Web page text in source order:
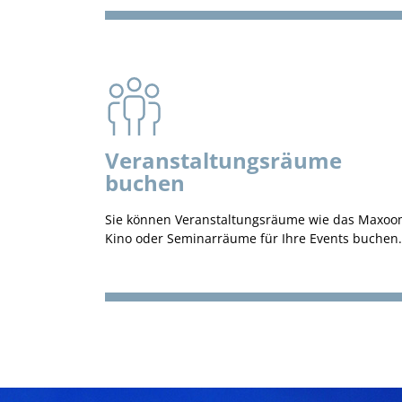
Veranstaltungsräume
buchen
Sie können Veranstaltungsräume wie das
Kino oder Seminarräume für Ihre Events buchen.